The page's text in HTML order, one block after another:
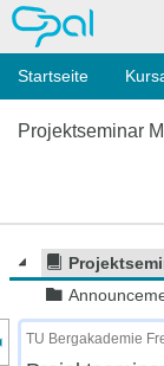
OPAL
Startseite
Projektseminar
des
TU Bergakademie